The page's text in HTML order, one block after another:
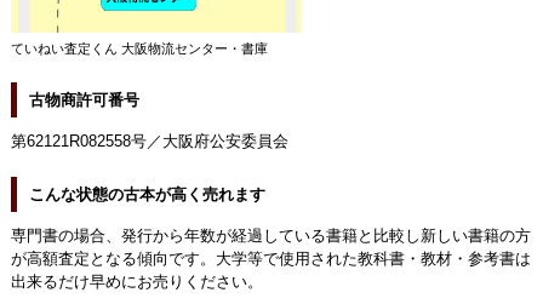
ていねい査定くん 大阪物流センター・書庫
古物商許可番号
第62121R082558号／大阪府公安委員会
こんな状態の古本が高く売れます
専門書の場合、発行から年数が経過している書籍と比較し新しい書籍の方
が高額査定となる傾向です。大学等で使用された教科書・教材・参考書は
出来るだけ早めにお売りください。